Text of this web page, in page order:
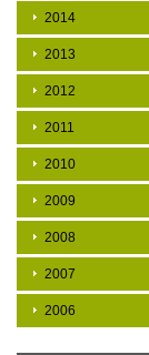
2014
2013
2012
2011
2010
2009
2008
2007
2006